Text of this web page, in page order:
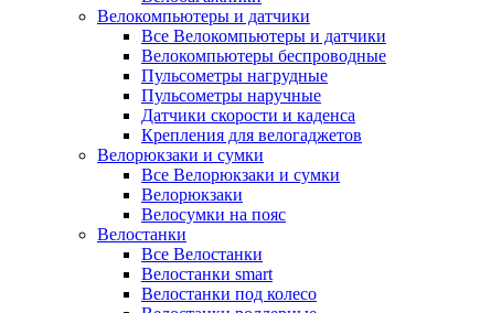
Велокомпьютеры и датчики
Все Велокомпьютеры и датчики
Велокомпьютеры беспроводные
Пульсометры нагрудные
Пульсометры наручные
Датчики скорости и каденса
Крепления для велогаджетов
Велорюкзаки и сумки
Все Велорюкзаки и сумки
Велорюкзаки
Велосумки на пояс
Велостанки
Все Велостанки
Велостанки smart
Велостанки под колесо